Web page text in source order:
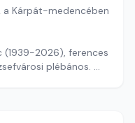
a Kárpát-medencében
(1939-2026), ferences
plébános.